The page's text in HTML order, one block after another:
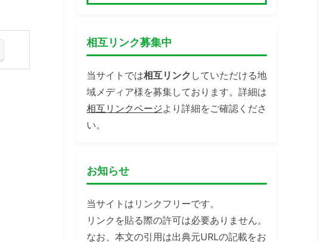
相互リンク募集中
当サイトでは相互リンク していただける地
域メディア様を募集しております。詳細は
相互リンクページより詳細をご確認くださ
い。
お知らせ
当サイトはリンクフリーです。
リンクを貼る際の許可は必要ありません。
なお、本文の引用は出典元URLの記載をお